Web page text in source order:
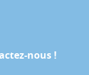
nous !